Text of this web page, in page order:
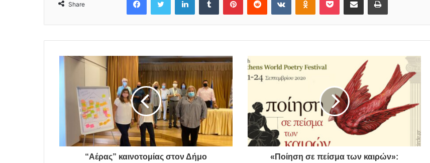
Share
“Αέρας” καινοτομίας στον Δήμο
«Ποίηση σε πείσμα των καιρών»: